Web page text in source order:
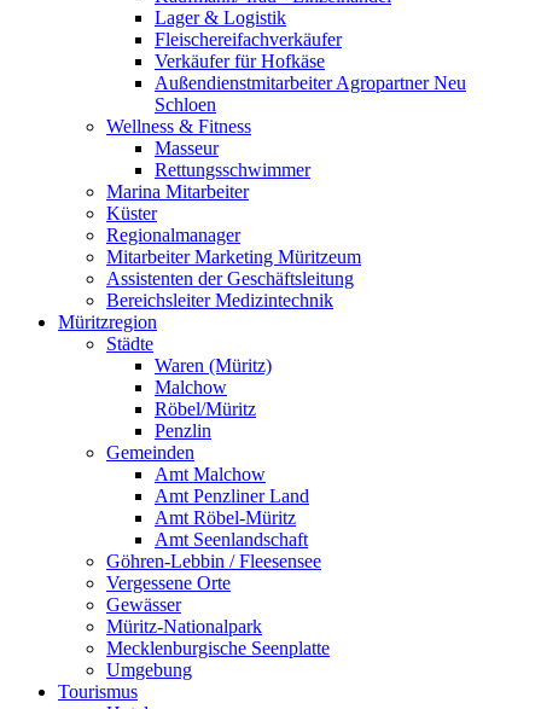
Lager & Logistik
Fleischereifachverkäufer
Verkäufer für Hofkäse
Außendienstmitarbeiter Agropartner Neu
Schloen
Wellness & Fitness
Masseur
Rettungsschwimmer
Marina Mitarbeiter
Küster
Regionalmanager
Mitarbeiter Marketing Müritzeum
Assistenten der Geschäftsleitung
Bereichsleiter Medizintechnik
Müritzregion
Städte
Waren (Müritz)
Malchow
Röbel/Müritz
Penzlin
Gemeinden
Amt Malchow
Amt Penzliner Land
Amt Röbel-Müritz
Amt Seenlandschaft
Göhren-Lebbin / Fleesensee
Vergessene Orte
Gewässer
Müritz-Nationalpark
Mecklenburgische Seenplatte
Umgebung
Tourismus